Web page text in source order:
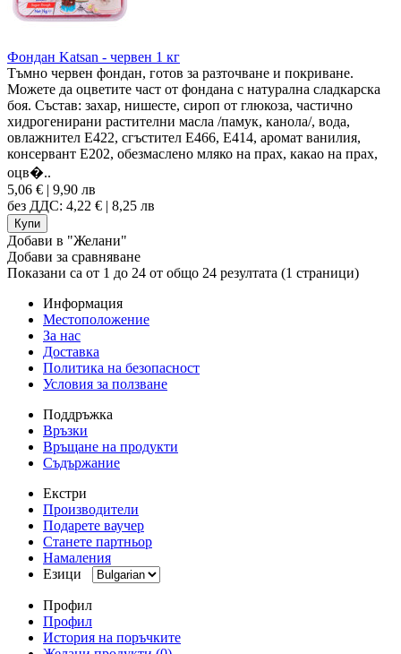
Фондан Katsan - червен 1 кг
Тъмно червен фондан, готов за разточване и покриване.
Можете да оцветите част от фондана с натурална сладкарска
боя. Състав: захар, нишесте, сироп от глюкоза, частично
хидрогенирани растителни масла /памук, канола/, вода,
овлажнител E422, сгъстител E466, Е414, аромат ванилия,
консервант Е202, обезмаслено мляко на прах, какао на прах,
оцв�..
5,06 € | 9,90 лв
без ДДС: 4,22 € | 8,25 лв
Добави в "Желани"
Добави за сравняване
Показани са от 1 до 24 от общо 24 резултата (1 страници)
Информация
Местоположение
За нас
Доставка
Политика на безопасност
Условия за ползване
Поддръжка
Връзки
Връщане на продукти
Съдържание
Екстри
Производители
Подарете ваучер
Станете партньор
Намаления
Езици
Профил
Профил
История на поръчките